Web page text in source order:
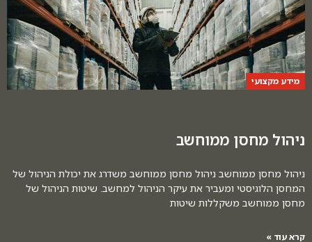
מידע מקצועי
ניהול מחסן ממוחשב
ניהול מחסן ממוחשב ניהול מחסן ממוחשב משדרג את יכולת הניהול של
המחסן הלוגיסטי ומעביר את עיקר הניהול למחשב. שיטות הניהול של
מחסן ממוחשב משקללות שיטות
קרא עוד »